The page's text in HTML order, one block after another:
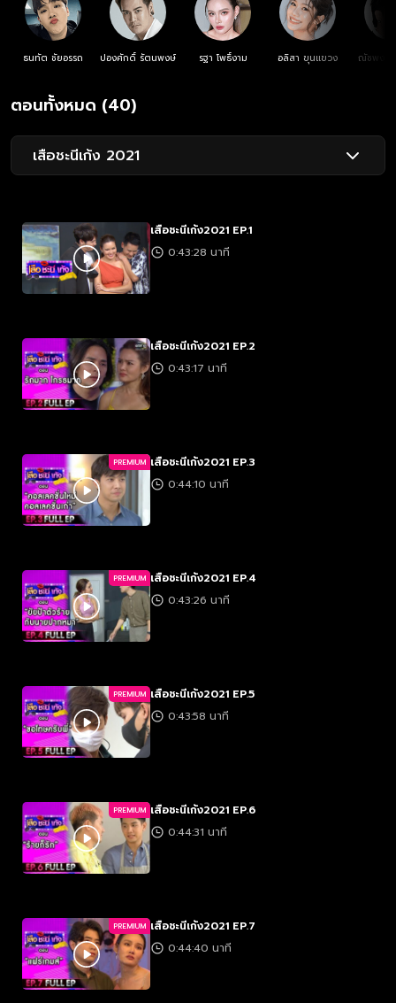
ธนทัต ชัยอรรถ ปองศักดิ์ รัตนพงษ์ รฐา โพธิ์งาม อลิสา ขุนแขวง ณัชพงศ์
ตอนทั้งหมด (40)
เสือชะนีเก้ง 2021
เสือชะนีเก้ง2021 EP.1
0:43:28 นาที
เสือชะนีเก้ง2021 EP.2
0:43:17 นาที
PREMIUM เสือชะนีเก้ง2021 EP.3
0:44:10 นาที
PREMIUM เสือชะนีเก้ง2021 EP.4
0:43:26 นาที
PREMIUM เสือชะนีเก้ง2021 EP.5
0:43:58 นาที
PREMIUM เสือชะนีเก้ง2021 EP.6
0:44:31 นาที
PREMIUM เสือชะนีเก้ง2021 EP.7
0:44:40 นาที